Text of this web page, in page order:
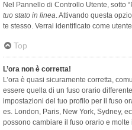
Nel Pannello di Controllo Utente, sotto
tuo stato in linea. Attivando questa
te stesso. Verrai identificato come
Top
L’ora non è corretta!
L’ora è quasi sicuramente corretta,
essere quella di un fuso orario
impostazioni del tuo profilo per il fuso
es. London, Paris, New York, Sydney,
possono cambiare il fuso orario e molte